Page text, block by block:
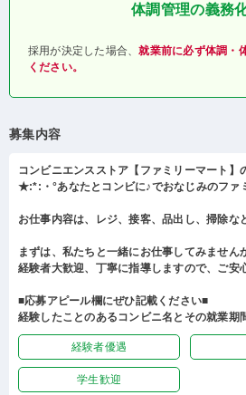
体調管理の義務
採用が決定した場合、就業前に必ず体調・
ください。
募集内容
コンビニエンスストア【ファミリーマート】
★:*:・°あなたとコンビに♪でおなじみのフ
お仕事内容は、レジ、接客、品出し、掃除な
まずは、私たちと一緒にお仕事してみません
経験者大歓迎、丁寧に指導しますので、ご安
■応募アピール欄にぜひ記載ください■
経験したことのあるコンビニ名とその就業期
経験者優遇
学生歓迎